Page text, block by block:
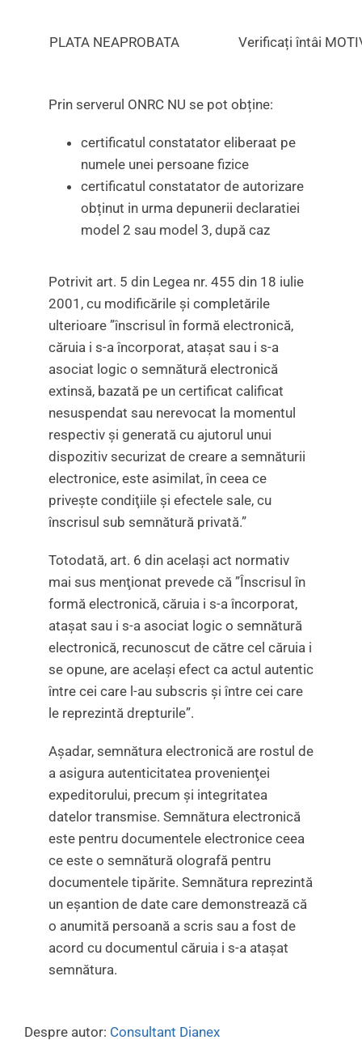
PLATA NEAPROBATA Verificați întâi
Prin serverul ONRC NU se pot obține:
certificatul constatator eliberaat pe
numele unei persoane fizice
certificatul constatator de autorizare
obținut in urma depunerii declaratiei
model 2 sau model 3, după caz
Potrivit art. 5 din Legea nr. 455 din 18 iulie
2001, cu modificările şi completările
ulterioare ”înscrisul în formă electronică,
căruia i s-a încorporat, ataşat sau i s-a
asociat logic o semnătură electronică
extinsă, bazată pe un certificat calificat
nesuspendat sau nerevocat la momentul
respectiv şi generată cu ajutorul unui
dispozitiv securizat de creare a semnăturii
electronice, este asimilat, în ceea ce
priveşte condiţiile şi efectele sale, cu
înscrisul sub semnătură privată.”
Totodată, art. 6 din acelaşi act normativ
mai sus menţionat prevede că ”Înscrisul în
formă electronică, căruia i s-a încorporat,
ataşat sau i s-a asociat logic o semnătură
electronică, recunoscut de către cel căruia i
se opune, are acelaşi efect ca actul autentic
între cei care l-au subscris şi între cei care
le reprezintă drepturile”.
Aşadar, semnătura electronică are rostul de
a asigura autenticitatea provenienţei
expeditorului, precum şi integritatea
datelor transmise. Semnătura electronică
este pentru documentele electronice ceea
ce este o semnătură olografă pentru
documentele tipărite. Semnătura reprezintă
un eşantion de date care demonstrează că
o anumită persoană a scris sau a fost de
acord cu documentul căruia i s-a ataşat
semnătura.
Despre autor: Consultant Dianex